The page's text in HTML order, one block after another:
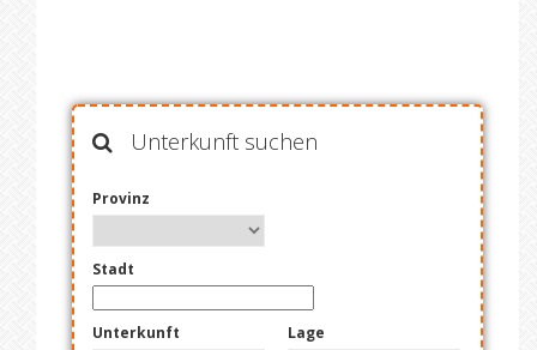
Unterkunft suchen
Provinz
Stadt
Unterkunft Lage